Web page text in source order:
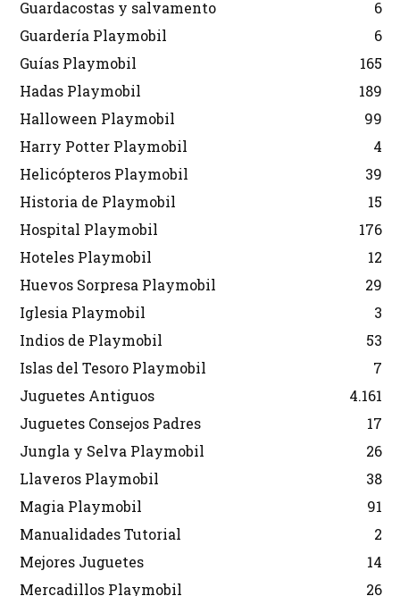
Guardacostas y salvamento
6
Guardería Playmobil
6
Guías Playmobil
165
Hadas Playmobil
189
Halloween Playmobil
99
Harry Potter Playmobil
4
Helicópteros Playmobil
39
Historia de Playmobil
15
Hospital Playmobil
176
Hoteles Playmobil
12
Huevos Sorpresa Playmobil
29
Iglesia Playmobil
3
Indios de Playmobil
53
Islas del Tesoro Playmobil
7
Juguetes Antiguos
4.161
Juguetes Consejos Padres
17
Jungla y Selva Playmobil
26
Llaveros Playmobil
38
Magia Playmobil
91
Manualidades Tutorial
2
Mejores Juguetes
14
Mercadillos Playmobil
26